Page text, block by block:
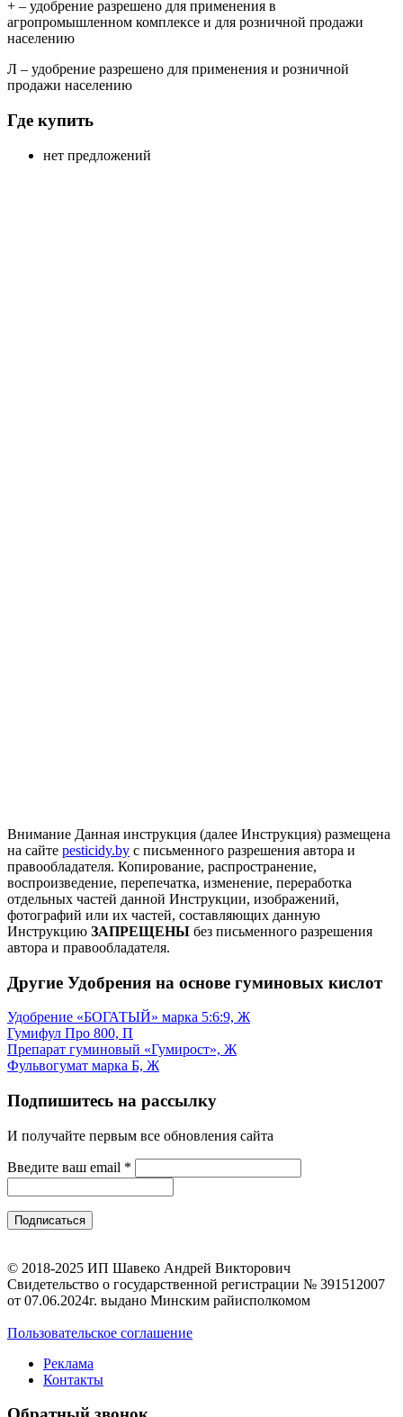
+ – удобрение разрешено для применения в
агропромышленном комплексе и для розничной продажи
населению
Л – удобрение разрешено для применения и розничной
продажи населению
Где купить
нет предложений
Внимание Данная инструкция (далее Инструкция) размещена
на сайте pesticidy.by с письменного разрешения автора и
правообладателя. Копирование, распространение,
воспроизведение, перепечатка, изменение, переработка
отдельных частей данной Инструкции, изображений,
фотографий или их частей, составляющих данную
Инструкцию ЗАПРЕЩЕНЫ без письменного разрешения
автора и правообладателя.
Другие Удобрения на основе гуминовых кислот
Удобрение «БОГАТЫЙ» марка 5:6:9, Ж
Гумифул Про 800, П
Препарат гуминовый «Гумирост», Ж
Фульвогумат марка Б, Ж
Подпишитесь на рассылку
И получайте первым все обновления сайта
Введите ваш email *
© 2018-2025 ИП Шавеко Андрей Викторович
Свидетельство о государственной регистрации № 391512007
от 07.06.2024г. выдано Минским райисполкомом
Пользовательское соглашение
Реклама
Контакты